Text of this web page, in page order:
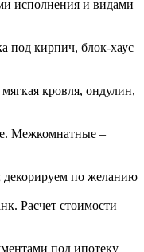
исполнения и видами
под кирпич, блок-хаус
кровля, ондулин,
Межкомнатные –
декорируем по желанию
Расчет стоимости
под ипотеку